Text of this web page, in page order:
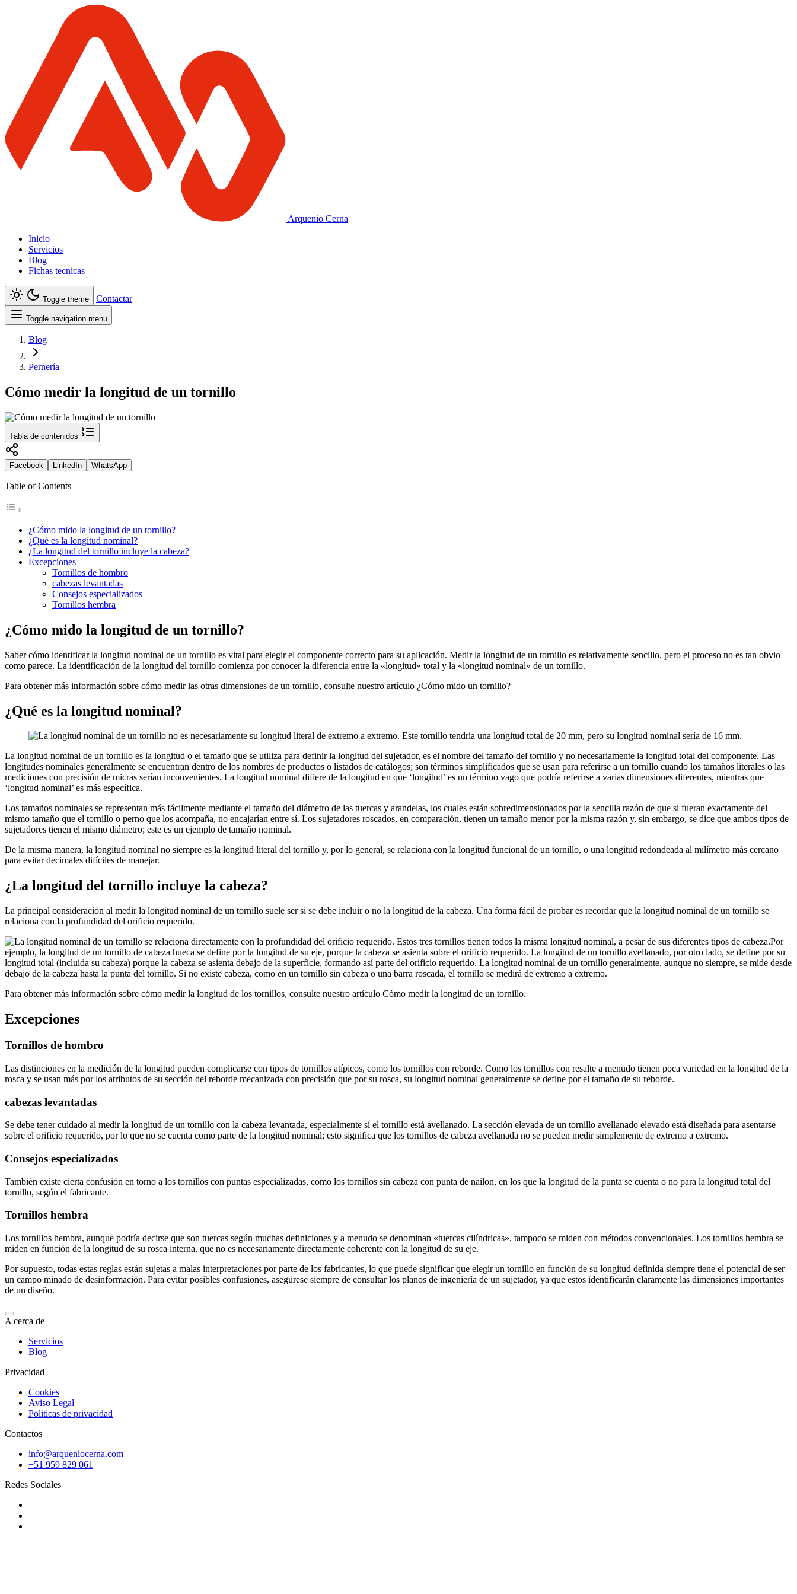
Arquenio Cerna
Inicio
Servicios
Blog
Fichas tecnicas
Toggle theme Contactar
Toggle navigation menu
Blog
Pernería
Cómo medir la longitud de un tornillo
Tabla de contenidos
Facebook LinkedIn WhatsApp
Table of Contents
¿Cómo mido la longitud de un tornillo?
¿Qué es la longitud nominal?
¿La longitud del tornillo incluye la cabeza?
Excepciones
Tornillos de hombro
cabezas levantadas
Consejos especializados
Tornillos hembra
¿Cómo mido la longitud de un tornillo?
Saber cómo identificar la longitud nominal de un tornillo es vital para elegir el componente correcto para su aplicación. Medir la longitud de un tornillo es relativamente sencillo, pero el proceso no es tan obvio
como parece. La identificación de la longitud del tornillo comienza por conocer la diferencia entre la «longitud» total y la «longitud nominal» de un tornillo.
Para obtener más información sobre cómo medir las otras dimensiones de un tornillo, consulte nuestro artículo ¿Cómo mido un tornillo?
¿Qué es la longitud nominal?
La longitud nominal de un tornillo es la longitud o el tamaño que se utiliza para definir la longitud del sujetador, es el nombre del tamaño del tornillo y no necesariamente la longitud total del componente. Las
longitudes nominales generalmente se encuentran dentro de los nombres de productos o listados de catálogos; son términos simplificados que se usan para referirse a un tornillo cuando los tamaños literales o las
mediciones con precisión de micras serían inconvenientes. La longitud nominal difiere de la longitud en que ‘longitud’ es un término vago que podría referirse a varias dimensiones diferentes, mientras que
‘longitud nominal’ es más específica.
Los tamaños nominales se representan más fácilmente mediante el tamaño del diámetro de las tuercas y arandelas, los cuales están sobredimensionados por la sencilla razón de que si fueran exactamente del
mismo tamaño que el tornillo o perno que los acompaña, no encajarían entre sí. Los sujetadores roscados, en comparación, tienen un tamaño menor por la misma razón y, sin embargo, se dice que ambos tipos de
sujetadores tienen el mismo diámetro; este es un ejemplo de tamaño nominal.
De la misma manera, la longitud nominal no siempre es la longitud literal del tornillo y, por lo general, se relaciona con la longitud funcional de un tornillo, o una longitud redondeada al milímetro más cercano
para evitar decimales difíciles de manejar.
¿La longitud del tornillo incluye la cabeza?
La principal consideración al medir la longitud nominal de un tornillo suele ser si se debe incluir o no la longitud de la cabeza. Una forma fácil de probar es recordar que la longitud nominal de un tornillo se
relaciona con la profundidad del orificio requerido.
Por
ejemplo, la longitud de un tornillo de cabeza hueca se define por la longitud de su eje, porque la cabeza se asienta sobre el orificio requerido. La longitud de un tornillo avellanado, por otro lado, se define por su
longitud total (incluida su cabeza) porque la cabeza se asienta debajo de la superficie, formando así parte del orificio requerido. La longitud nominal de un tornillo generalmente, aunque no siempre, se mide desde
debajo de la cabeza hasta la punta del tornillo. Si no existe cabeza, como en un tornillo sin cabeza o una barra roscada, el tornillo se medirá de extremo a extremo.
Para obtener más información sobre cómo medir la longitud de los tornillos, consulte nuestro artículo Cómo medir la longitud de un tornillo.
Excepciones
Tornillos de hombro
Las distinciones en la medición de la longitud pueden complicarse con tipos de tornillos atípicos, como los tornillos con reborde. Como los tornillos con resalte a menudo tienen poca variedad en la longitud de la
rosca y se usan más por los atributos de su sección del reborde mecanizada con precisión que por su rosca, su longitud nominal generalmente se define por el tamaño de su reborde.
cabezas levantadas
Se debe tener cuidado al medir la longitud de un tornillo con la cabeza levantada, especialmente si el tornillo está avellanado. La sección elevada de un tornillo avellanado elevado está diseñada para asentarse
sobre el orificio requerido, por lo que no se cuenta como parte de la longitud nominal; esto significa que los tornillos de cabeza avellanada no se pueden medir simplemente de extremo a extremo.
Consejos especializados
También existe cierta confusión en torno a los tornillos con puntas especializadas, como los tornillos sin cabeza con punta de nailon, en los que la longitud de la punta se cuenta o no para la longitud total del
tornillo, según el fabricante.
Tornillos hembra
Los tornillos hembra, aunque podría decirse que son tuercas según muchas definiciones y a menudo se denominan «tuercas cilíndricas», tampoco se miden con métodos convencionales. Los tornillos hembra se
miden en función de la longitud de su rosca interna, que no es necesariamente directamente coherente con la longitud de su eje.
Por supuesto, todas estas reglas están sujetas a malas interpretaciones por parte de los fabricantes, lo que puede significar que elegir un tornillo en función de su longitud definida siempre tiene el potencial de ser
un campo minado de desinformación. Para evitar posibles confusiones, asegúrese siempre de consultar los planos de ingeniería de un sujetador, ya que estos identificarán claramente las dimensiones importantes
de un diseño.
A cerca de
Servicios
Blog
Privacidad
Cookies
Aviso Legal
Politicas de privacidad
Contactos
info@arqueniocerna.com
+51 959 829 061
Redes Sociales